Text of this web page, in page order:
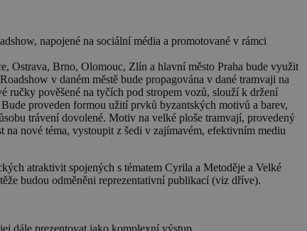
napojené na sociální média a promotované v rámci
Ostrava, Brno, Olomouc, Zlín a hlavní město Praha bude využit
v daném městě bude propagována v dané tramvaji na
ručky pověšené na tyčích pod stropem vozů, slouží k držení
proveden formou užití prvků byzantských motivů a barev,
trávení dovolené. Motiv na velké ploše tramvají, provedený
nové téma, vystoupit z šedi v zajímavém, efektivním mediu
atraktivit spojených s tématem Cyrila a Metoděje a Velké
budou odměněni reprezentativní publikací (viz dříve).
dále prezentovat jako komplexní výstup.